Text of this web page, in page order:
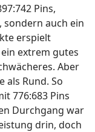
Pins,
auch ein
erspielt
extrem gutes
Aber
als Rund. So
776:683 Pins
Durchgang war
drin, doch